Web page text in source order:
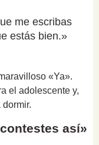
me escribas
estás bien.»
«Ya».
el adolescente y,
así»